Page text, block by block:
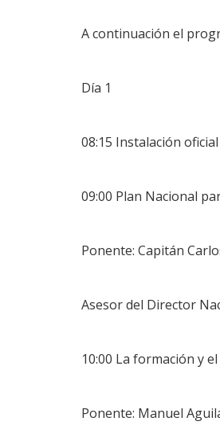
A continuación el
Día 1
08:15 Instalación oficial
09:00 Plan Nacional
Ponente: Capitán
Asesor del Director
10:00 La formación y
Ponente: Manuel